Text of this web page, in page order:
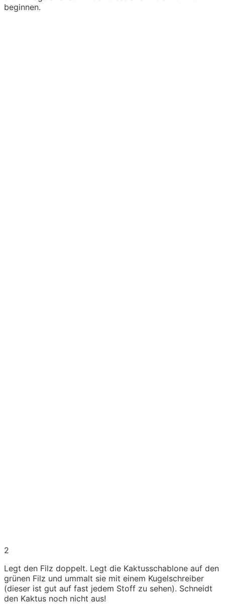
beginnen.
2
Legt den Filz doppelt. Legt die Kaktusschablone auf den
grünen Filz und ummalt sie mit einem Kugelschreiber
(dieser ist gut auf fast jedem Stoff zu sehen). Schneidt
den Kaktus noch nicht aus!